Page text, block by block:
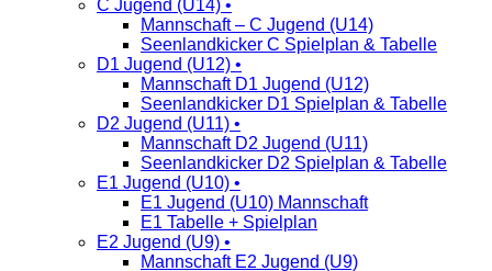
C Jugend (U14) •
Mannschaft – C Jugend (U14)
Seenlandkicker C Spielplan & Tabelle
D1 Jugend (U12) •
Mannschaft D1 Jugend (U12)
Seenlandkicker D1 Spielplan & Tabelle
D2 Jugend (U11) •
Mannschaft D2 Jugend (U11)
Seenlandkicker D2 Spielplan & Tabelle
E1 Jugend (U10) •
E1 Jugend (U10) Mannschaft
E1 Tabelle + Spielplan
E2 Jugend (U9) •
Mannschaft E2 Jugend (U9)